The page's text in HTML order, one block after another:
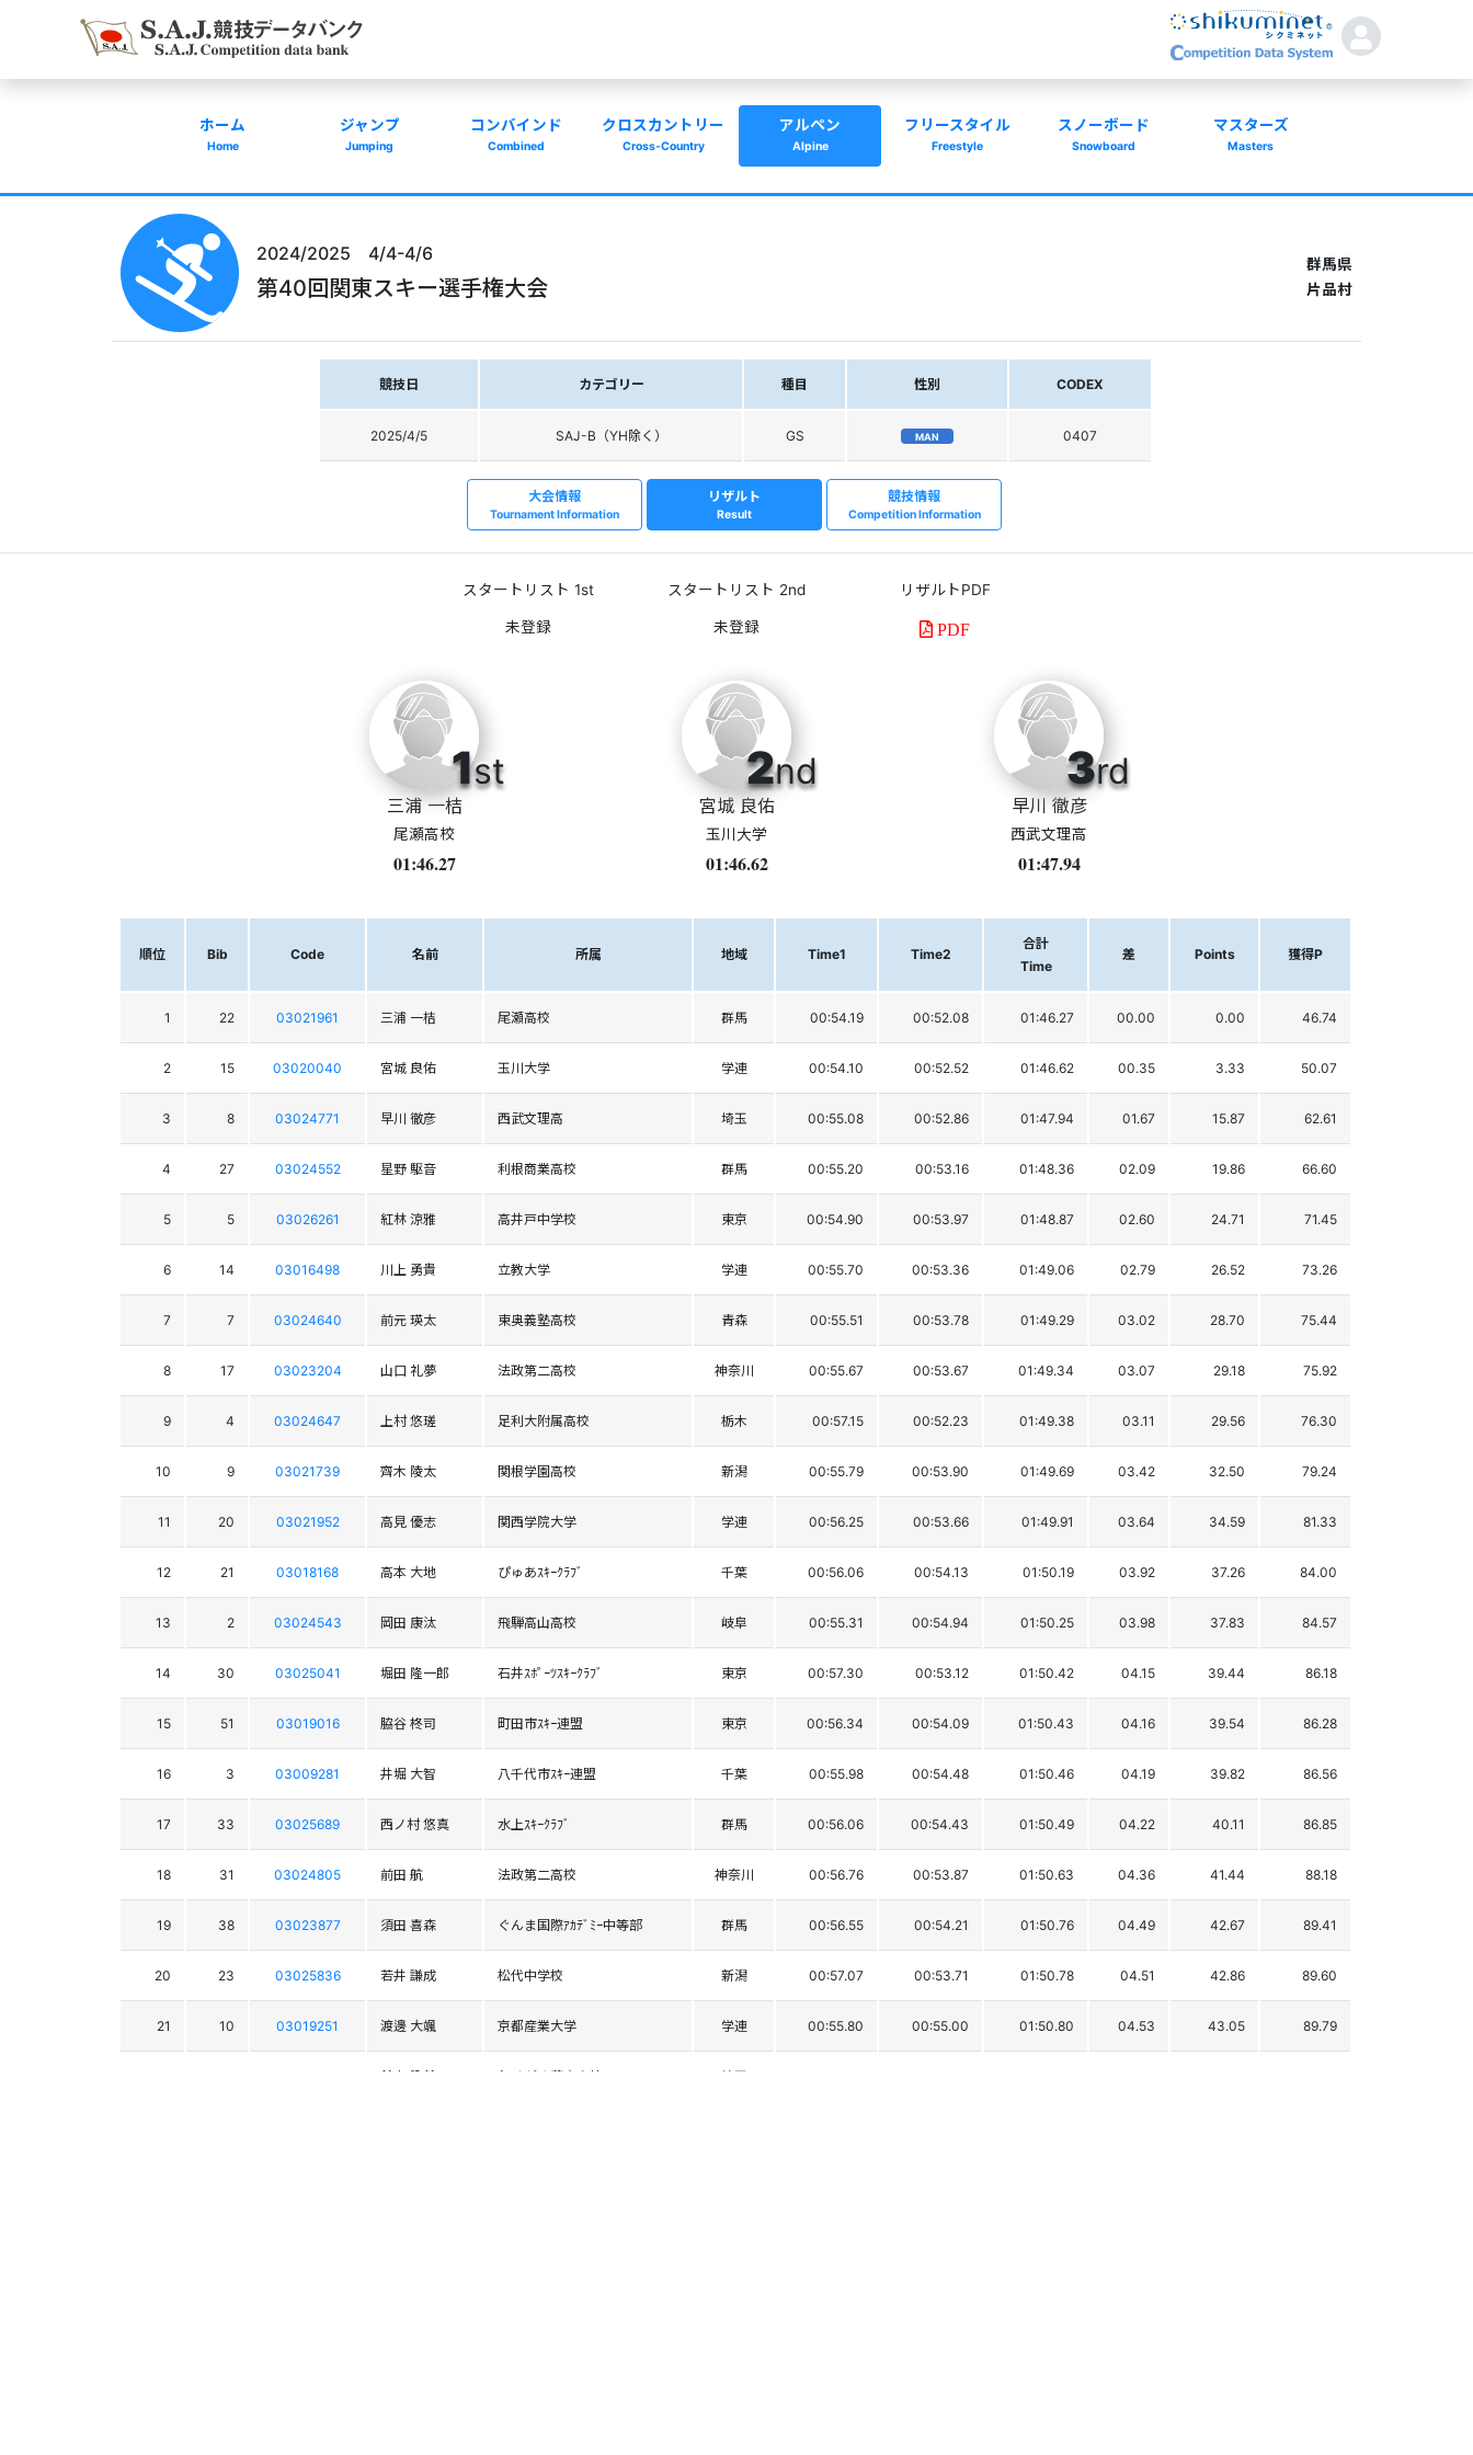
ホーム
Home
ジャンプ
Jumping
コンバインド
Combined
クロスカントリー
Cross-Country
アルペン
Alpine
フリースタイル
Freestyle
スノーボード
Snowboard
マスターズ
Masters
2024/2025 4/4-4/6
第40回関東スキー選手権大会
群馬県
片品村
競技日 カテゴリー 種目 性別 CODEX
2025/4/5 SAJ-B（YH除く） GS MAN 0407
大会情報
Tournament Information
リザルト
Result
競技情報
Competition Information
スタートリスト 1st スタートリスト 2nd リザルトPDF
PDF
1st
三浦 一桔
尾瀬高校
01:46.27
2nd
宮城 良佑
玉川大学
01:46.62
3rd
早川 徹彦
西武文理高
01:47.94
順位 Bib Code 名前 所属 地域 Time1 Time2
合計
Time
差 Points 獲得P
1 22 03021961 三浦 一桔 尾瀬高校 群馬 00:54.19 00:52.08 01:46.27 00.00 0.00 46.74
2 15 03020040 宮城 良佑 玉川大学 学連 00:54.10 00:52.52 01:46.62 00.35 3.33 50.07
3 8 03024771 早川 徹彦 西武文理高 埼玉 00:55.08 00:52.86 01:47.94 01.67 15.87 62.61
4 27 03024552 星野 駆音 利根商業高校 群馬 00:55.20 00:53.16 01:48.36 02.09 19.86 66.60
5 5 03026261 紅林 涼雅 高井戸中学校 東京 00:54.90 00:53.97 01:48.87 02.60 24.71 71.45
6 14 03016498 川上 勇貴 立教大学 学連 00:55.70 00:53.36 01:49.06 02.79 26.52 73.26
7 7 03024640 前元 瑛太 東奥義塾高校 青森 00:55.51 00:53.78 01:49.29 03.02 28.70 75.44
8 17 03023204 山口 礼夢 法政第二高校 神奈川 00:55.67 00:53.67 01:49.34 03.07 29.18 75.92
9 4 03024647 上村 悠瑳 足利大附属高校 栃木 00:57.15 00:52.23 01:49.38 03.11 29.56 76.30
10 9 03021739 齊木 陵太 関根学園高校 新潟 00:55.79 00:53.90 01:49.69 03.42 32.50 79.24
11 20 03021952 高見 優志 関西学院大学 学連 00:56.25 00:53.66 01:49.91 03.64 34.59 81.33
12 21 03018168 高本 大地 ぴゅあｽｷｰｸﾗﾌﾞ 千葉 00:56.06 00:54.13 01:50.19 03.92 37.26 84.00
13 2 03024543 岡田 康汰 飛騨高山高校 岐阜 00:55.31 00:54.94 01:50.25 03.98 37.83 84.57
14 30 03025041 堀田 隆一郎 石井ｽﾎﾟｰﾂｽｷｰｸﾗﾌﾞ 東京 00:57.30 00:53.12 01:50.42 04.15 39.44 86.18
15 51 03019016 脇谷 柊司 町田市ｽｷｰ連盟 東京 00:56.34 00:54.09 01:50.43 04.16 39.54 86.28
16 3 03009281 井堀 大智 八千代市ｽｷｰ連盟 千葉 00:55.98 00:54.48 01:50.46 04.19 39.82 86.56
17 33 03025689 西ノ村 悠真 水上ｽｷｰｸﾗﾌﾞ 群馬 00:56.06 00:54.43 01:50.49 04.22 40.11 86.85
18 31 03024805 前田 航 法政第二高校 神奈川 00:56.76 00:53.87 01:50.63 04.36 41.44 88.18
19 38 03023877 須田 喜森 ぐんま国際ｱｶﾃﾞﾐｰ中等部 群馬 00:56.55 00:54.21 01:50.76 04.49 42.67 89.41
20 23 03025836 若井 謙成 松代中学校 新潟 00:57.07 00:53.71 01:50.78 04.51 42.86 89.60
21 10 03019251 渡邊 大颯 京都産業大学 学連 00:55.80 00:55.00 01:50.80 04.53 43.05 89.79
鈴木 詮基 わせがく夢育高校 埼玉